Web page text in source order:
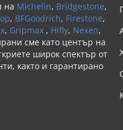
на Michelin, Bridgestone,
, BFGoodrich, Firestone,
, Gripmax , Hifly, Nexen,
сме като център на
широк спектър от
както и гарантирано